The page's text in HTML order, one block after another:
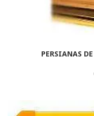
PERSIANAS